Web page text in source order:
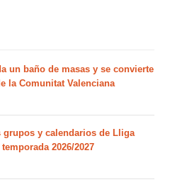
un baño de masas y se convierte
la Comunitat Valenciana
grupos y calendarios de Lliga
2026/2027